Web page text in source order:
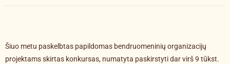
Šiuo metu paskelbtas papildomas bendruomeninių organizacijų
projektams skirtas konkursas, numatyta paskirstyti dar virš 9 tūkst.